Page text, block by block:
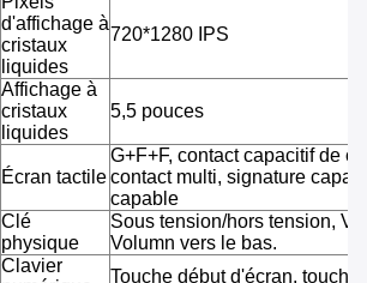
d'affichage à
cristaux
liquides
720*1280 IPS
Affichage à
cristaux
liquides
5,5 pouces
Écran tactile
G+F+F, contact capacitif de
contact multi, signature
capable
Clé
physique
Sous tension/hors tension,
Volumn vers le bas.
Clavier
Touche début d'écran, touche